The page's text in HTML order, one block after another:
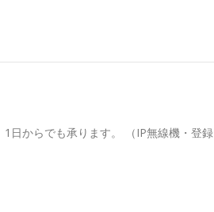
日からでも承ります。 （IP無線機・登録